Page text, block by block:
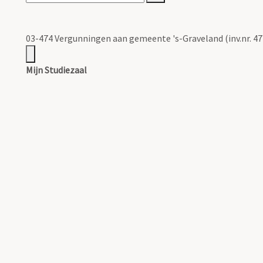
03-474 Vergunningen aan gemeente 's-Graveland (inv.nr.
Mijn Studiezaal